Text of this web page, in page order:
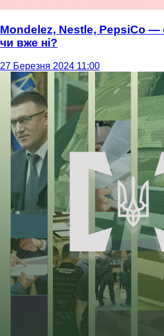
Mondelez, Nestle, PepsiCo —
чи вже ні?
27 Березня 2024 11:00